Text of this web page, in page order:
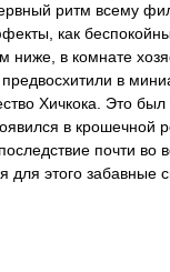
ритм всему
как
ниже, в комнате
в
Хичкока. Это
в
почти во
этого забавные